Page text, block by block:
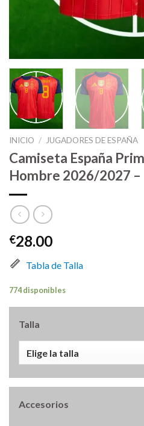
INICIO / JUGADORES DE ESPAÑA
Camiseta España
Hombre 2026/2027 –
€28.00
Tabla de Talla
774 disponibles
Talla
Accesorios